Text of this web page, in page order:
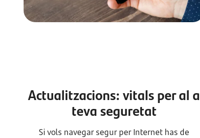
Actualitzacions: vitals per al a
teva seguretat
Si vols navegar segur per Internet has de